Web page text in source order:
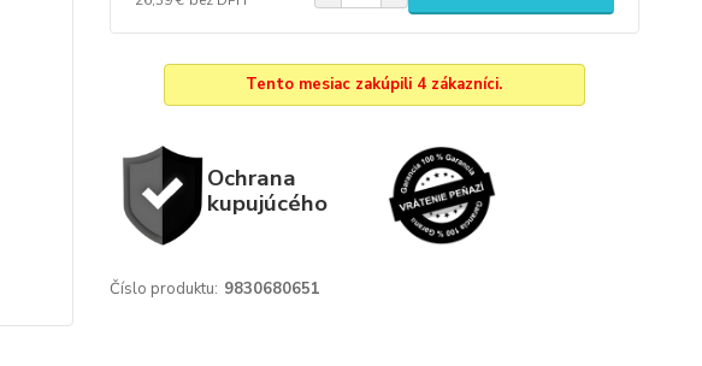
Tento mesiac zakúpili 4 zákazníci.
Ochrana
kupujúcého
Číslo produktu: 9830680651